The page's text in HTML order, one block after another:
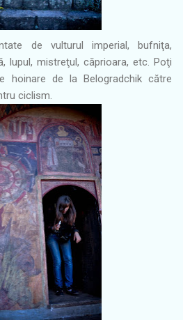
de vulturul imperial, bufniţa,
lupul, mistreţul, căprioara, etc. Poţi
hoinare de la Belogradchik către
ciclism.